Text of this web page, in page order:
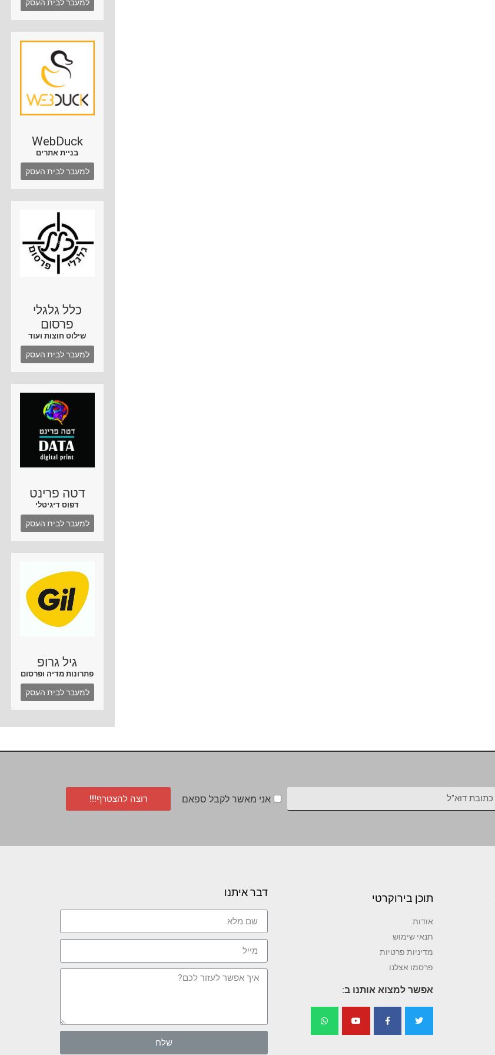
למעבר לבית העסק
WebDuck
בניית אתרים
למעבר לבית העסק
כלל גלגלי
פרסום
שילוט חוצות ועוד
למעבר לבית העסק
דטה פרינט
דפוס דיגיטלי
למעבר לבית העסק
גיל גרופ
פתרונות מדיה ופרסום
למעבר לבית העסק
אני מאשר לקבל ספאם רוצה להצטרף!!!
תוכן בירוקרטי
אודות
תנאי שימוש
מדיניות פרטיות
פרסמו אצלנו
אפשר למצוא אותנו ב:
דבר איתנו
שלח